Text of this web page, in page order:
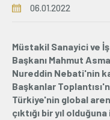
Üyelik
E-İşlemler
06.01.2022
Müstakil Sanayici ve
Başkanı Mahmut
Nureddin Nebati'nin
Başkanlar
Türkiye'nin global
çıktığı bir yıl